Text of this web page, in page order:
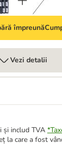
împreună
Vezi detalii
și includ TVA *
la care a fost